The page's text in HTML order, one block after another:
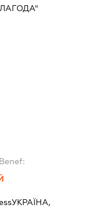
УКРАЇНА,